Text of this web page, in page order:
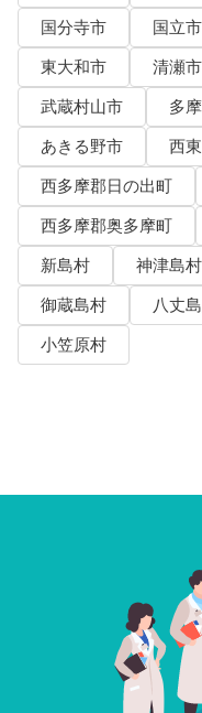
国分寺市
国立市
東大和市
清瀬市
武蔵村山市
多
あきる野市
西
西多摩郡日の出町
西多摩郡奥多摩町
新島村
神津島村
御蔵島村
八丈
小笠原村